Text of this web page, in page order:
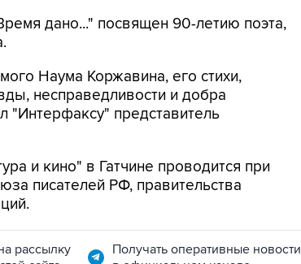
дано..." посвящен 90-летию поэта,
Наума Коржавина, его стихи,
несправедливости и добра
"Интерфаксу" представитель
и кино" в Гатчине проводится при
писателей РФ, правительства
рассылку
Получать оперативные новости